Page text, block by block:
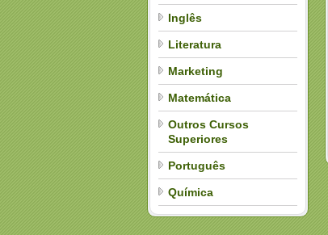
Inglês
Literatura
Marketing
Matemática
Outros Cursos
Superiores
Português
Química